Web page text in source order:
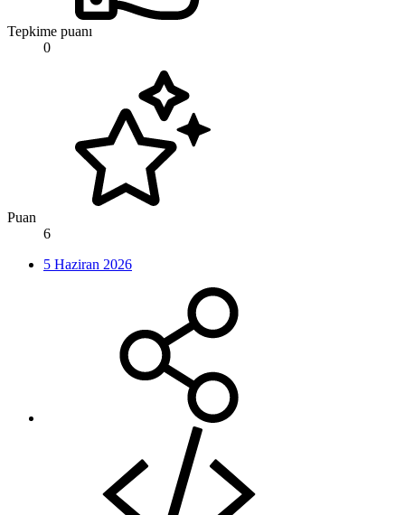
Tepkime puanı
0
Puan
6
5 Haziran 2026